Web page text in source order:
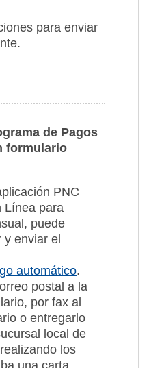
para enviar
de Pagos
formulario
PNC
Línea para
puede
y enviar el
automático.
postal a la
por fax al
o entregarlo
local de
los
una carta